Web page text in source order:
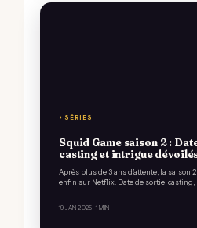
⏵ SÉRIES
Squid Game saison 2 :
casting et intrigue
Après plus de 3 ans d’attente, la saison
enfin sur Netflix. Date de sortie, casting,
19 JAN 2025 · 1 MIN